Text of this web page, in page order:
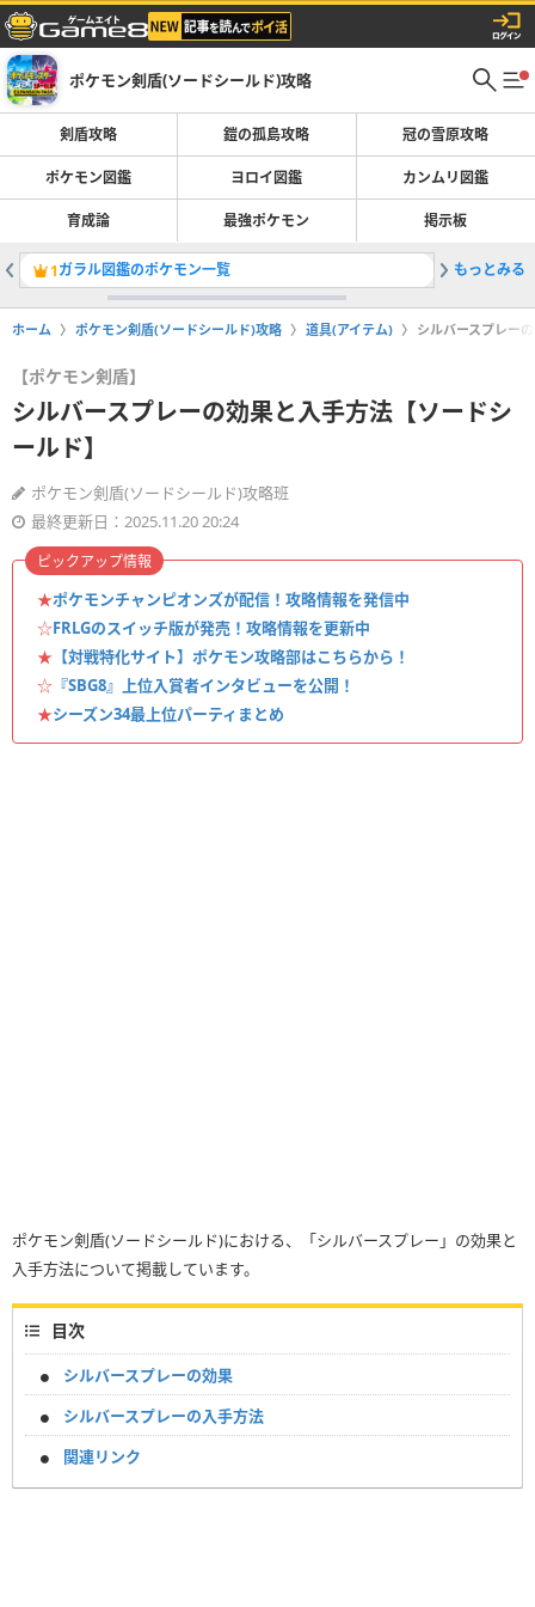
ポケモン剣盾(ソードシールド)攻略
剣盾攻略 鎧の孤島攻略 冠の雪原攻略
ポケモン図鑑 ヨロイ図鑑 カンムリ図鑑
育成論 最強ポケモン 掲示板
1ガラル図鑑のポケモン一覧 2ディグ
もっとみる
ホーム ポケモン剣盾(ソードシールド)攻略 道具(アイテム) シルバースプレー
【ポケモン剣盾】
シルバースプレーの効果と入手方法【ソードシ
ールド】
ポケモン剣盾(ソードシールド)攻略班
最終更新日：2025.11.20 20:24
★ポケモンチャンピオンズが配信！攻略情報を発信中
☆FRLGのスイッチ版が発売！攻略情報を更新中
★ 【対戦特化サイト】ポケモン攻略部はこちらから！
☆ 『SBG8』上位入賞者インタビューを公開！
★シーズン34最上位パーティまとめ
ピックアップ情報
ポケモン剣盾(ソードシールド)における、「シルバースプレー」の効果と
入手方法について掲載しています。
目次
シルバースプレーの効果
シルバースプレーの入手方法
関連リンク